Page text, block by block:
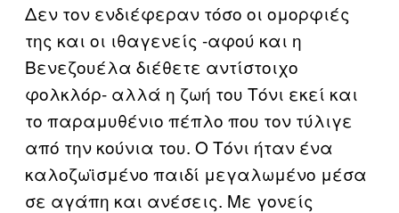
Δεν τον ενδιέφεραν τόσο οι ομορφιές
της και οι ιθαγενείς -αφού και η
Βενεζουέλα διέθετε αντίστοιχο
φολκλόρ- αλλά η ζωή του Τόνι εκεί και
το παραμυθένιο πέπλο που τον τύλιγε
από την κούνια του. Ο Τόνι ήταν ένα
καλοζωϊσμένο παιδί μεγαλωμένο μέσα
σε αγάπη και ανέσεις. Με γονείς